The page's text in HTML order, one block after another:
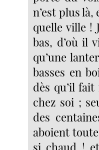
n’est plus
quelle ville !
bas, d’où il
qu’une
basses en
dès qu’il
chez soi ;
des
aboient